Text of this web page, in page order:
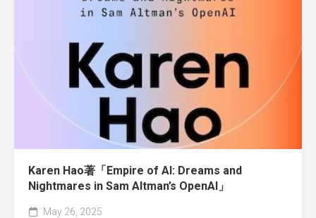
Karen Hao著「Empire of AI: Dreams and
Nightmares in Sam Altman’s OpenAI」
May 26, 2025